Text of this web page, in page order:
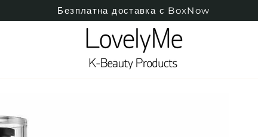
Безплатна доставка с BoxNow